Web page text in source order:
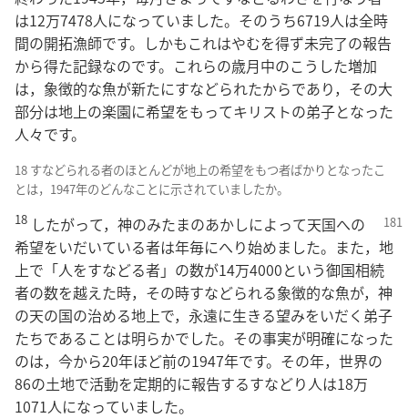
は12万7478人になっていました。そのうち6719人は全時
間の開拓漁師です。しかもこれはやむを得ず未完了の報告
から得た記録なのです。これらの歳月中のこうした増加
は，象徴的な魚が新たにすなどられたからであり，その大
部分は地上の楽園に希望をもってキリストの弟子となった
人々です。
18 すなどられる者のほとんどが地上の希望をもつ者ばかりとなったこ
とは，1947年のどんなことに示されていましたか。
18 したがって，神のみたまのあかしによって天国への
希望をいだいている者は年毎にへり始めました。また，地
上で「人をすなどる者」の数が14万4000という御国相続
者の数を越えた時，その時すなどられる象徴的な魚が，神
の天の国の治める地上で，永遠に生きる望みをいだく弟子
たちであることは明らかでした。その事実が明確になった
のは，今から20年ほど前の1947年です。その年，世界の
86の土地で活動を定期的に報告するすなどり人は18万
1071人になっていました。